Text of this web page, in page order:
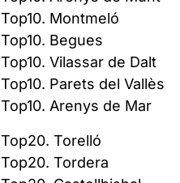
Top10. Montmeló
Top10. Begues
Top10. Vilassar de Dalt
Top10. Parets del Vallès
Top10. Arenys de Mar
Top20. Torelló
Top20. Tordera